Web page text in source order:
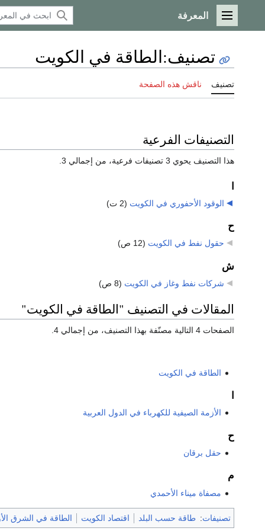
القائمة الرئيسية
المعرفة
تصنيف:الطاقة في الكويت
تصنيف ناقش هذه الصفحة
التصنيفات الفرعية
هذا التصنيف يحوي 3 تصنيفات فرعية، من إجمالي 3.
الوقود الأحفوري في الكويت (2 ت)
ح
حقول نفط في الكويت (12 ص)
ش
شركات نفط وغاز في الكويت (8 ص)
المقالات في التصنيف "الطاقة في الكويت"
الصفحات 4 التالية مصنّفة بهذا التصنيف، من إجمالي 4.
الطاقة في الكويت
الأزمة الصيفية للكهرباء في الدول العربية
ح
حقل برقان
م
مصفاة ميناء الأحمدي
تصنيفات: طاقة حسب البلد اقتصاد الكويت الطاقة في الشرق